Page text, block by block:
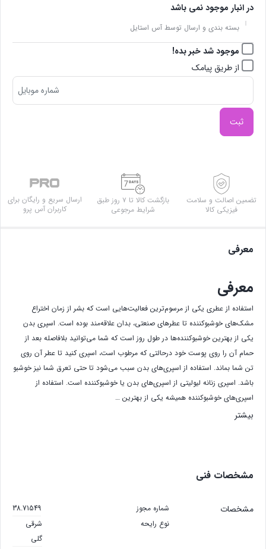
در انبار موجود نمی باشد
بسته بندی و ارسال توسط آس استایل
موجود شد خبر بده!
از طریق پیامک
ثبت
تضمین اصالت و سلامت
فیزیکی کالا
بازگشت کالا تا ۷ روز طبق
شرایط مرجوعی
ارسال سریع و رایگان برای
کاربران آس پرو
معرفی
معرفی
استفاده از عطری یکی از مرسوم‌ترین فعالیت‌هایی است که بشر از زمان اختراع
مشک‌های خوشبوکننده تا عطرهای صنعتی، بدان علاقه‌مند بوده است. اسپری بدن
یکی از بهترین خوشبوکننده‌ها در طول روز است که شما می‌توانید بلافاصله بعد از
حمام آن را روی پوست خود درحالتی که مرطوب است، اسپری کنید تا عطر آن روی
تن شما بماند. استفاده از اسپری‌های بدن سبب می‌شود تا حتی تعرق شما نیز خوشبو
باشد. اسپری زنانه‌ لیولیتی از اسپری‌های بدن یا خوشبوکننده است. استفاده از
اسپری‌های خوشبوکننده همیشه یکی از بهترین …
بیشتر
مشخصات فنی
مشخصات شماره مجوز
38.71549
نوع رایحه
شرقی
گلی